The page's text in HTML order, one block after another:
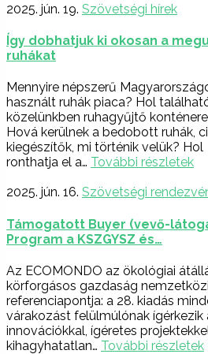
2025. jún. 19. Szövetségi hírek
Így dobhatjuk ki okosan a
ruhákat
Mennyire népszerű
használt ruhák piaca? Hol
közelünkben ruhagyűjtő
Hová kerülnek a bedobott ruhák,
kiegészítők, mi történik velük? Hol
ronthatja el a… További részletek
2025. jún. 16. Szövetségi
Támogatott Buyer (vevő-
Program a KSZGYSZ és…
Az ECOMONDO az ökológiai
körforgásos gazdaság nemzetközi
referenciapontja: a 28. kiadás
várakozást felülmúlónak ígérkezik
innovációkkal, ígéretes
kihagyhatatlan… További részletek